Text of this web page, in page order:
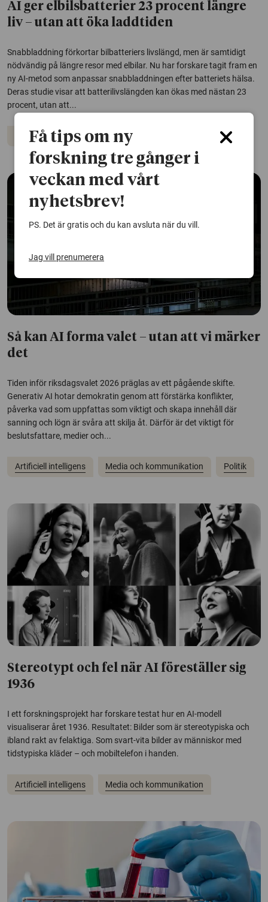
AI ger elbilsbatterier 23 procent längre
liv – utan att öka laddtiden
Snabbladdning förkortar bilbatteriers livslängd, men är samtidigt
nödvändig på längre resor med elbilar. Nu har forskare tagit fram en
ny AI-metod som anpassar snabbladdningen efter batteriets hälsa.
Deras studie visar att batterilivslängden kan ökas med nästan 23
procent, utan att...
Artificiell intelligens Elektricitet Hållbar utveckling
Så kan AI forma valet – utan att vi märker
det
Tiden inför riksdagsvalet 2026 präglas av ett pågående skifte.
Generativ AI hotar demokratin genom att förstärka konflikter,
påverka vad som uppfattas som viktigt och skapa innehåll där
sanning och lögn är svåra att skilja åt. Därför är det viktigt för
beslutsfattare, medier och...
Artificiell intelligens Media och kommunikation Politik
Stereotypt och fel när AI föreställer sig
1936
I ett forskningsprojekt har forskare testat hur en AI-modell
visualiserar året 1936. Resultatet: Bilder som är stereotypiska och
ibland rakt av felaktiga. Som svart-vita bilder av människor med
tidstypiska kläder – och mobiltelefon i handen.
Artificiell intelligens Media och kommunikation
Få tips om ny
forskning tre gånger i
veckan med vårt
nyhetsbrev!
PS. Det är gratis och du kan avsluta när du vill.
Jag vill prenumerera